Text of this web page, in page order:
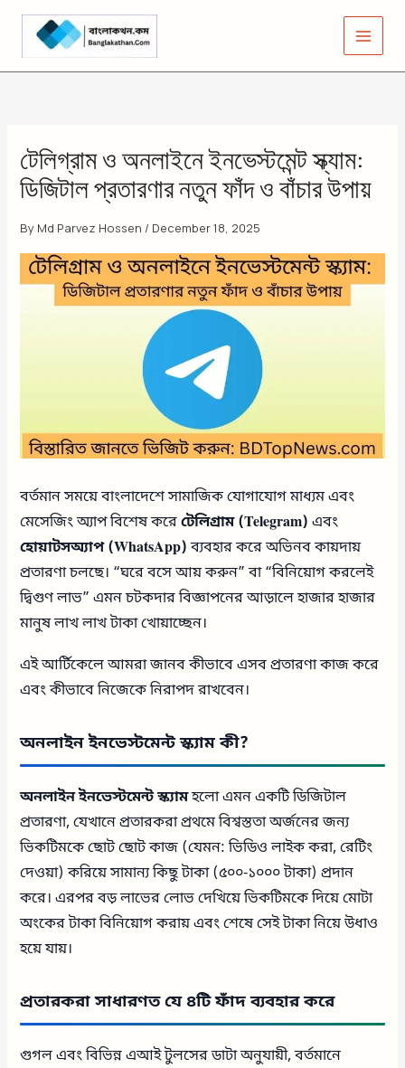
Skip
content
টেলিগ্রাম ও অনলাইনে ইনভেস্টমেন্ট স্ক্যাম:
ডিজিটাল প্রতারণার নতুন ফাঁদ ও বাঁচার উপায়
By Md Parvez Hossen / December 18, 2025
বর্তমান সময়ে বাংলাদেশে সামাজিক যোগাযোগ মাধ্যম এবং
মেসেজিং অ্যাপ বিশেষ করেটেলিগ্রাম (Telegram) এবং
হোয়াটসঅ্যাপ (WhatsApp)ব্যবহার করে অভিনব কায়দায়
প্রতারণা চলছে। “ঘরে বসে আয় করুন” বা “বিনিয়োগ করলেই
দ্বিগুণ লাভ” এমন চটকদার বিজ্ঞাপনের আড়ালে হাজার হাজার
মানুষ লাখ লাখ টাকা খোয়াচ্ছেন।
এই আর্টিকেলে আমরা জানব কীভাবে এসব প্রতারণা কাজ করে
এবং কীভাবে নিজেকে নিরাপদ রাখবেন।
অনলাইন ইনভেস্টমেন্ট স্ক্যাম কী?
অনলাইন ইনভেস্টমেন্ট স্ক্যামহলো এমন একটি ডিজিটাল
প্রতারণা, যেখানে প্রতারকরা প্রথমে বিশ্বস্ততা অর্জনের জন্য
ভিকটিমকে ছোট ছোট কাজ (যেমন: ভিডিও লাইক করা, রেটিং
দেওয়া) করিয়ে সামান্য কিছু টাকা (৫০০-১০০০ টাকা) প্রদান
করে। এরপর বড় লাভের লোভ দেখিয়ে ভিকটিমকে দিয়ে মোটা
অংকের টাকা বিনিয়োগ করায় এবং শেষে সেই টাকা নিয়ে উধাও
হয়ে যায়।
প্রতারকরা সাধারণত যে ৪টি ফাঁদ ব্যবহার করে
গুগল এবং বিভিন্ন এআই টুলসের ডাটা অনুযায়ী, বর্তমানে